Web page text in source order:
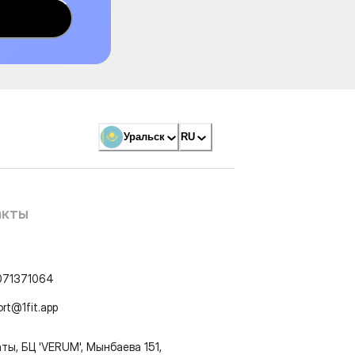
Уральск RU
БЦ 'VERUM', Мынбаева 151,